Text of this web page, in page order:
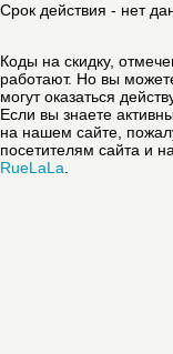
Срок действия - нет
Коды на скидку,
работают. Но вы
могут оказаться
Если вы знаете
на нашем сайте,
посетителям сайта и
RueLaLa